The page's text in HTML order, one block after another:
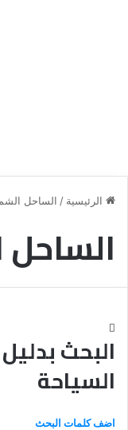
الرئيسية / الساحل
البحث
السياحة
اضف كلمات البحث